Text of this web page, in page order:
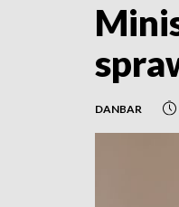
DANBAR